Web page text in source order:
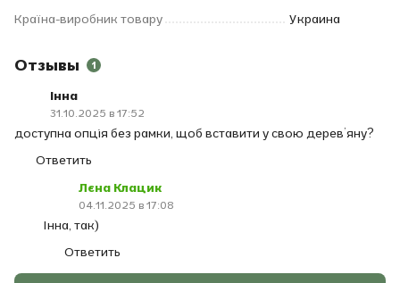
Країна-виробник товару Украина
Отзывы 1
Інна
31.10.2025 в 17:52
доступна опція без рамки, щоб вставити у свою дерев’яну?
Ответить
Лєна Клацик
04.11.2025 в 17:08
Інна, так)
Ответить